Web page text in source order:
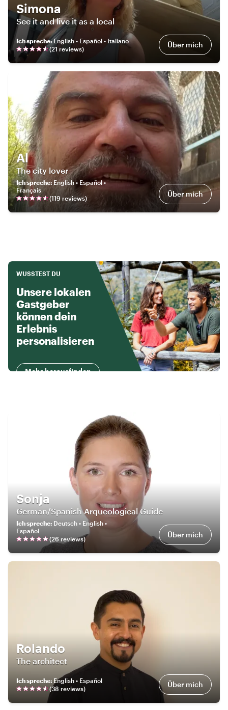
Simona
See it and live it as a local
Ich spreche:English • Español • Italiano
(21 reviews) Über mich
Al
The city lover
Ich spreche: English • Español •
Français
(119 reviews) Über mich
WUSSTEST DU
Unsere lokalen
Gastgeber
können dein
Erlebnis
personalisieren
Mehr herausfinden
Sonja
German/Spanish Arqueological Guide
Ich spreche: Deutsch • English •
Español
(26 reviews) Über mich
Rolando
The architect
Ich spreche: English • Español
(38 reviews) Über mich